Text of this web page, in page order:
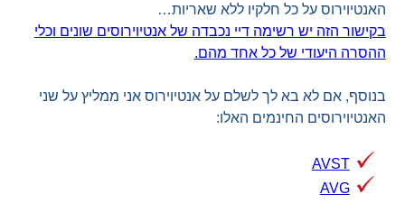
האנטיוירוס על כל חלקיו ללא שאריות…
בקישור הזה יש רשימה דיי נכבדה של אנטיוירוסים שונים וכלי
ההסרה היעודי של כל אחד מהם.
בנוסף, אם לא בא לך לשלם על אנטיוירוס אני ממליץ על שני
האנטיוירוסים החינמים האלו:
AVST
AVG